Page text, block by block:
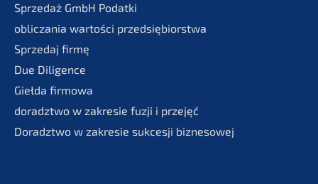
Sprze­daż GmbH Podatki
oblic­za­nia wartości przedsiębiorstwa
Sprze­daj firmę
Due Diligence
Giełda firmo­wa
doradzt­wo w zakre­sie fuzji i przejęć
Doradzt­wo w zakre­sie sukces­ji biznesowej